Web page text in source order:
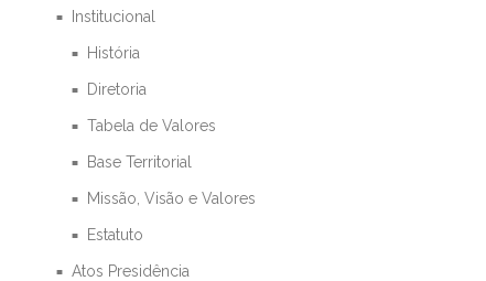
Institucional
História
Diretoria
Tabela de Valores
Base Territorial
Missão, Visão e Valores
Estatuto
Atos Presidência